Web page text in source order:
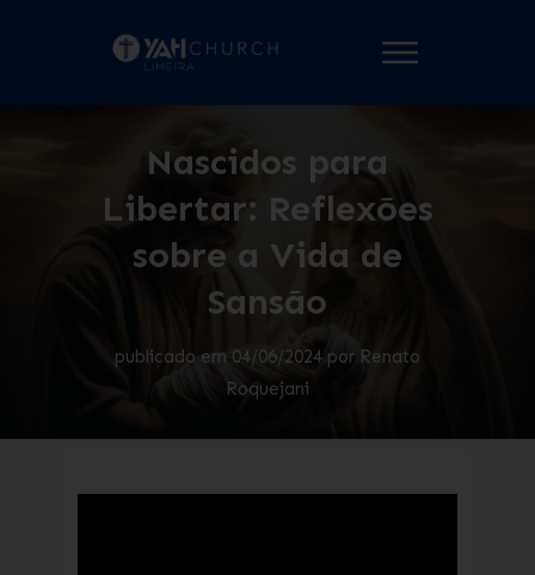
Nascidos para
Libertar: Reflexões
sobre a Vida de
Sansão
publicado em 04/06/2024 por Renato
Roquejani